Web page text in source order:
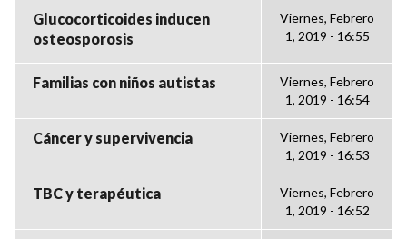
Glucocorticoides inducen
osteosporosis
Viernes, Febrero
1, 2019 - 16:55
Familias con niños autistas
Viernes, Febrero
1, 2019 - 16:54
Cáncer y supervivencia
Viernes, Febrero
1, 2019 - 16:53
TBC y terapéutica
Viernes, Febrero
1, 2019 - 16:52